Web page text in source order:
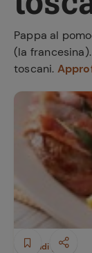
sensi di
Pappa al
(la
toscani.
Secondi piatti